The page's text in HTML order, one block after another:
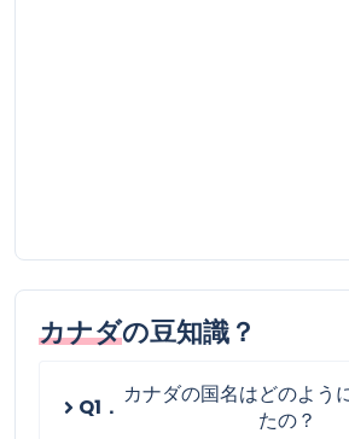
カナダの豆知識？
Q1． カナダの国名はどのよう
たの？